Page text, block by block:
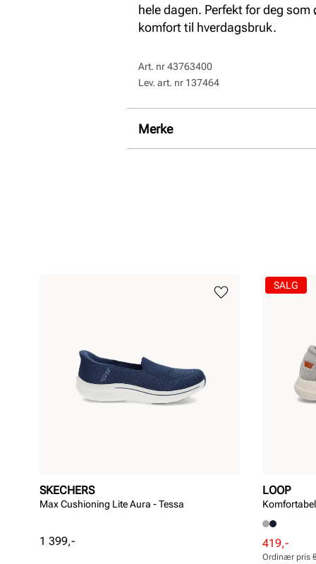
hele dagen. Perfekt for deg
komfort til hverdagsbruk.
Art. nr43763400
Lev. art. nr 137464
Merke
SKECHERS
Max Cushioning Lite Aura - Tessa
Pris
1 399,-
LOOP
Rabattert
pris
419,-
Ordinær
pris
Ordinær pris
SALG